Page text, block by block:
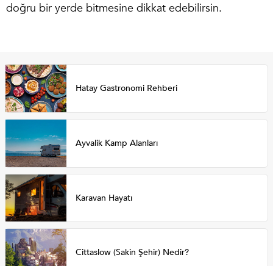
doğru bir yerde bitmesine dikkat edebilirsin.
Hatay Gastronomi Rehberi
Ayvalik Kamp Alanları
Karavan Hayatı
Cittaslow (Sakin Şehir) Nedir?